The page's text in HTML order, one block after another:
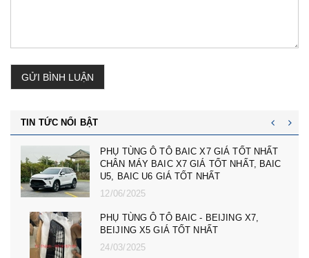
GỬI BÌNH LUẬN
TIN TỨC NỔI BẬT
cản trước badoxoc trước mg zs mã cản
trước 10745966 - phụ tùng ô tô mg zs giá tốt
nhất
23/02/2025
PHỤ TÙNG Ô TÔ MG ZS, MG 5, MG RX5,
MG HS GIÁ TỐT NHẤT - CÀNG A, ROTUY
LÁI NGOÀI MG RX5, ZS, MG MG 5